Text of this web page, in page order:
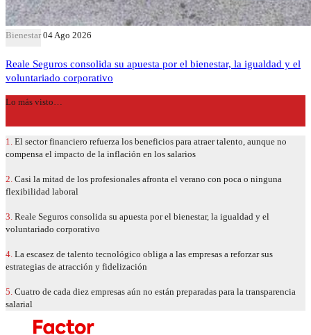
Bienestar 04 Ago 2026
Reale Seguros consolida su apuesta por el bienestar, la igualdad y el
voluntariado corporativo
Lo más visto…
1. El sector financiero refuerza los beneficios para atraer talento, aunque no
compensa el impacto de la inflación en los salarios
2. Casi la mitad de los profesionales afronta el verano con poca o ninguna
flexibilidad laboral
3. Reale Seguros consolida su apuesta por el bienestar, la igualdad y el
voluntariado corporativo
4. La escasez de talento tecnológico obliga a las empresas a reforzar sus
estrategias de atracción y fidelización
5. Cuatro de cada diez empresas aún no están preparadas para la transparencia
salarial